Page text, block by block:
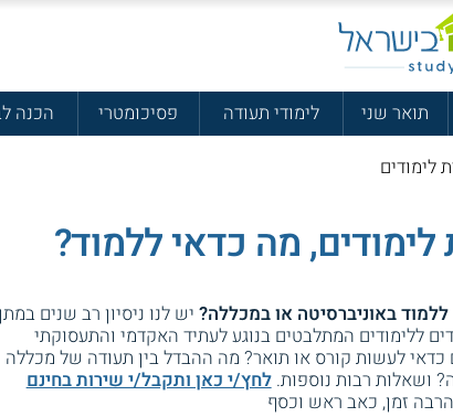
תואר שני לימודי תעודה פסיכומטרי הכנה
לימודים
לימודים, מה כדאי ללמוד?
באוניברסיטה או במכללה?יש לנו ניסיון רב שנים
ללימודים המתלבטים בנוגע לעתיד האקדמי והתעסוקתי
לעשות קורס או תואר? מה ההבדל בין תעודה של מכללה
ושאלות רבות נוספות.לחץ/י כאן ותקבל/י שירות בחינם
זמן, כאב ראש וכסף